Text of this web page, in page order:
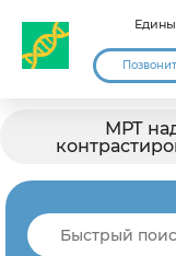
МРТ